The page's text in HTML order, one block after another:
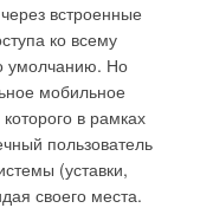
встроенные
ко всему
умолчанию. Но
мобильное
в рамках
пользователь
(уставки,
своего места.